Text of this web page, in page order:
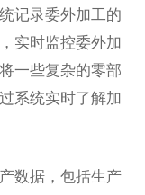
记录委外加工的
实时监控委外加
一些复杂的零部
系统实时了解加
数据，包括生产